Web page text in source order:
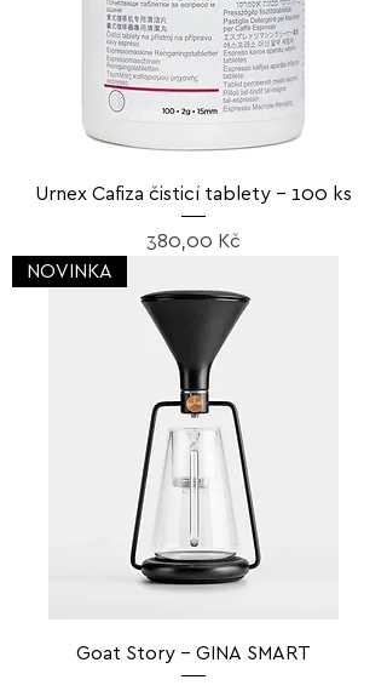
Urnex Cafiza čisticí tablety – 100 ks
Cena
380,00 Kč
NOVINKA
Goat Story – GINA SMART